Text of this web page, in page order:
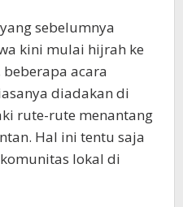
sebelumnya
kini mulai hijrah ke
acara
diadakan di
rute-rute menantang
Hal ini tentu saja
lokal di